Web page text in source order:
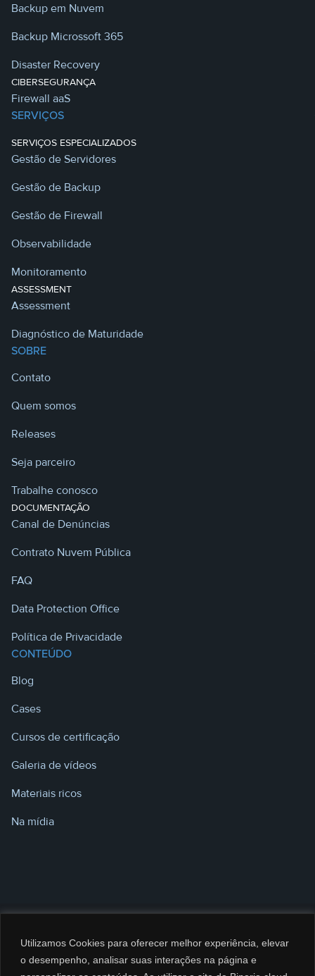
Utilizamos Cookies para oferecer melhor experiência, elevar
o desempenho, analisar suas interações na página e
Backup em Nuvem
Backup Microssoft 365
Disaster Recovery
CIBERSEGURANÇA
Firewall aaS
SERVIÇOS
SERVIÇOS ESPECIALIZADOS
Gestão de Servidores
Gestão de Backup
Gestão de Firewall
Observabilidade
Monitoramento
ASSESSMENT
Assessment
Diagnóstico de Maturidade
SOBRE
Contato
Quem somos
Releases
Seja parceiro
Trabalhe conosco
DOCUMENTAÇÃO
Canal de Denúncias
Contrato Nuvem Pública
FAQ
Data Protection Office
Política de Privacidade
CONTEÚDO
Blog
Cases
Cursos de certificação
Galeria de vídeos
Materiais ricos
Na mídia